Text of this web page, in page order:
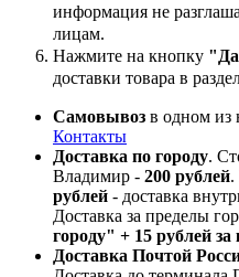
информация не
лицам.
Нажмите на кнопку
доставки товара в
Самовывоз в одном из
Контакты
Доставка по городу.
Владимир - 200 рублей.
рублей - доставка
Доставка за пределы
городу" + 15 рублей
Доставка Почтой